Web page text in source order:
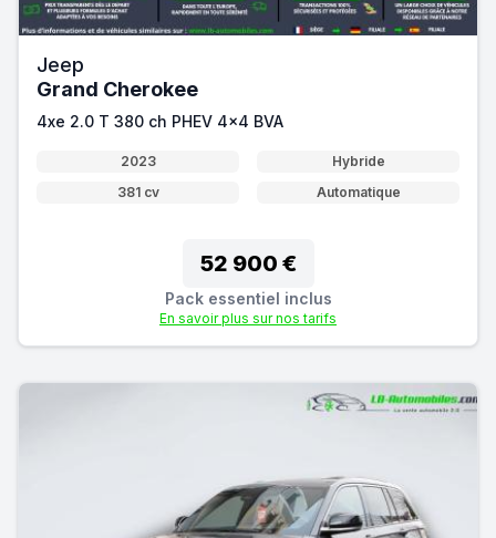
Jeep
Grand Cherokee
4xe 2.0 T 380 ch PHEV 4x4 BVA
2023
Hybride
381 cv
Automatique
52 900 €
Pack essentiel inclus
En savoir plus sur nos tarifs